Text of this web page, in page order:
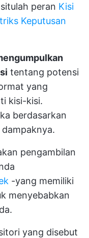
peran Kisi
Keputusan
tentang potensi
yang
kisi-kisi.
berdasarkan
pengambilan
-yang memiliki
menyebabkan
yang disebut